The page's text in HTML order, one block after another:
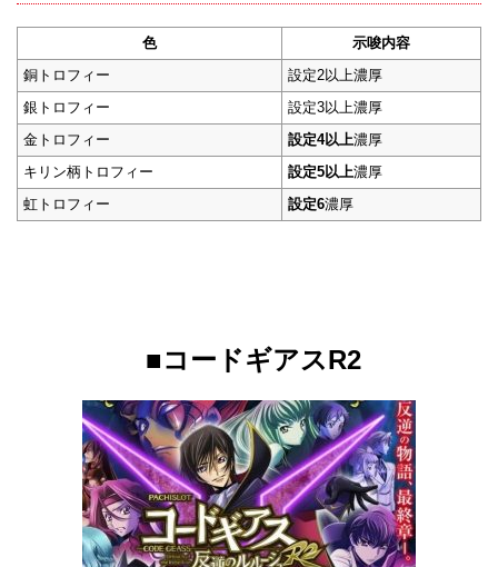
色
示唆内容
銅トロフィー
設定2以上濃厚
銀トロフィー
設定3以上濃厚
金トロフィー
設定4以上濃厚
キリン柄トロフィー
設定5以上濃厚
虹トロフィー
設定6濃厚
■コードギアスR2